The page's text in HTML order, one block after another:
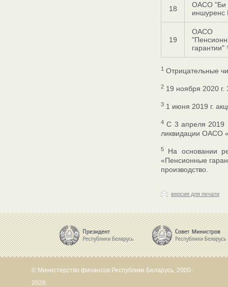
18
ОАСО "Би
иншуренс
19
ОАСО
гарантии"
1 Отрицательные
2 19 ноября 2020
3 1 июня 2019 г.
4 С 3 апреля 2019
ликвидации ОАСО
5
На основании
«Пенсионные
производство.
версия для печати
© Министерство финансов Республики Беларусь, 2000-
2026.